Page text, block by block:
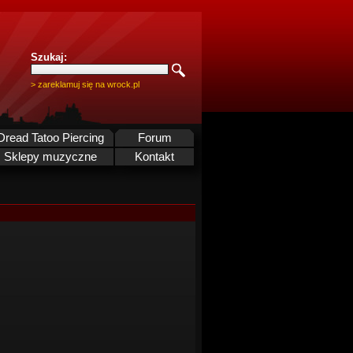
Szukaj:
> zareklamuj się na wrock.pl
Tatoo Piercing
Forum
Sklepy muzyczne Kontakt